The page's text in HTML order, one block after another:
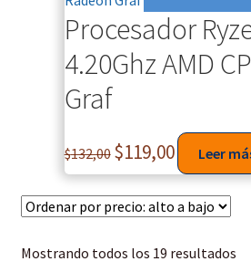
Procesador
4.20Ghz AMD
Graf
$132,00 $119,00 Leer
Mostrando todos los 19 resultados